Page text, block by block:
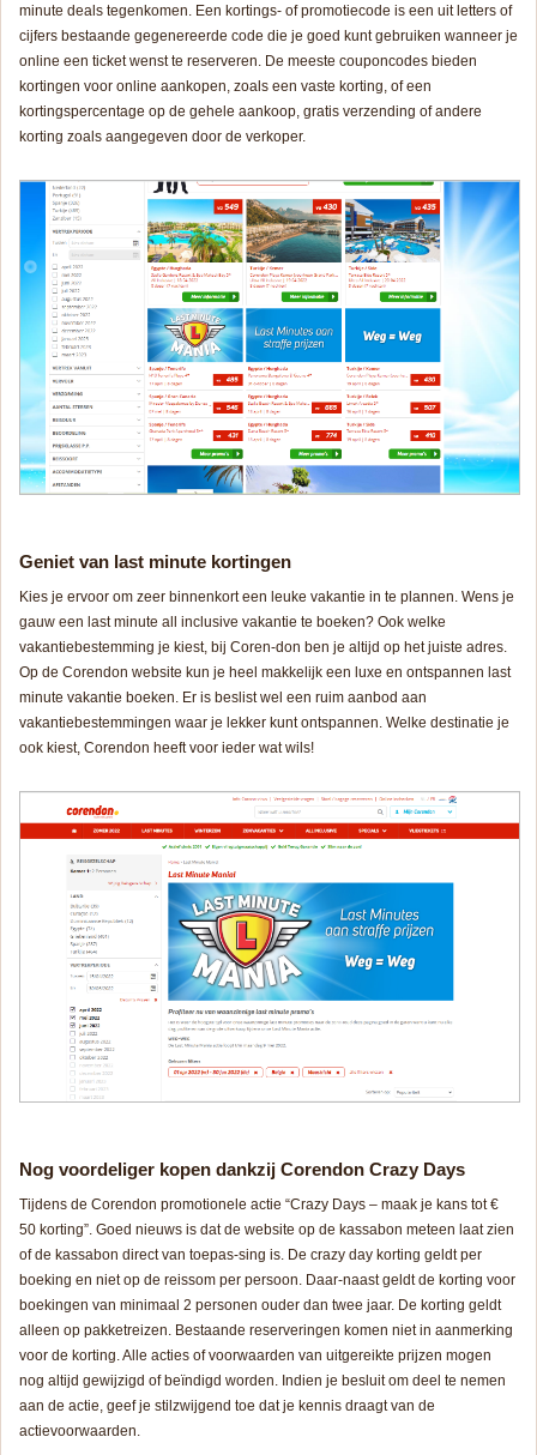
minute deals tegenkomen. Een kortings- of promotiecode is een uit letters of
cijfers bestaande gegenereerde code die je goed kunt gebruiken wanneer je
online een ticket wenst te reserveren. De meeste couponcodes bieden
kortingen voor online aankopen, zoals een vaste korting, of een
kortingspercentage op de gehele aankoop, gratis verzending of andere
korting zoals aangegeven door de verkoper.
Geniet van last minute kortingen
Kies je ervoor om zeer binnenkort een leuke vakantie in te plannen. Wens je
gauw een last minute all inclusive vakantie te boeken? Ook welke
vakantiebestemming je kiest, bij Coren-don ben je altijd op het juiste adres.
Op de Corendon website kun je heel makkelijk een luxe en ontspannen last
minute vakantie boeken. Er is beslist wel een ruim aanbod aan
vakantiebestemmingen waar je lekker kunt ontspannen. Welke destinatie je
ook kiest, Corendon heeft voor ieder wat wils!
Nog voordeliger kopen dankzij Corendon Crazy Days
Tijdens de Corendon promotionele actie “Crazy Days – maak je kans tot €
50 korting”. Goed nieuws is dat de website op de kassabon meteen laat zien
of de kassabon direct van toepas-sing is. De crazy day korting geldt per
boeking en niet op de reissom per persoon. Daar-naast geldt de korting voor
boekingen van minimaal 2 personen ouder dan twee jaar. De korting geldt
alleen op pakketreizen. Bestaande reserveringen komen niet in aanmerking
voor de korting. Alle acties of voorwaarden van uitgereikte prijzen mogen
nog altijd gewijzigd of beïndigd worden. Indien je besluit om deel te nemen
aan de actie, geef je stilzwijgend toe dat je kennis draagt van de
actievoorwaarden.